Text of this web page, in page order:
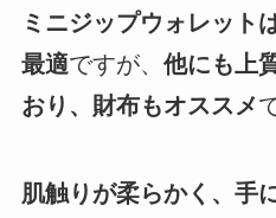
ミニジップウォレット
最適ですが、 他にも上
おり、財布もオススメ
肌触りが柔らかく、手